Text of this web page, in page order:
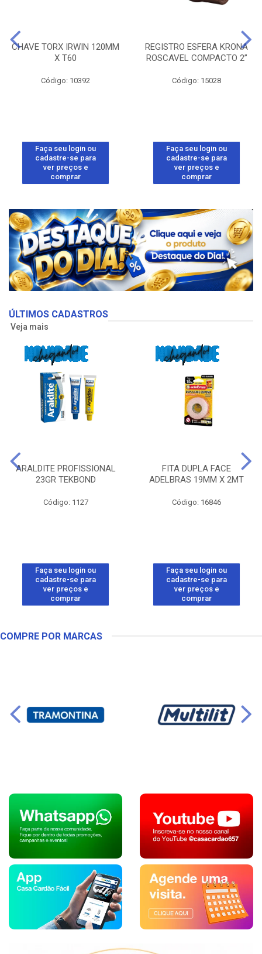
CHAVE TORX IRWIN 120MM
X T60
Código: 10392
Faça seu login ou
cadastre-se para
ver preços e
comprar
REGISTRO ESFERA KRONA
ROSCAVEL COMPACTO 2”
Código: 15028
Faça seu login ou
cadastre-se para
ver preços e
comprar
ÚLTIMOS CADASTROS
Veja mais
ARALDITE PROFISSIONAL
23GR TEKBOND
Código: 1127
Faça seu login ou
cadastre-se para
ver preços e
comprar
FITA DUPLA FACE
ADELBRAS 19MM X 2MT
Código: 16846
Faça seu login ou
cadastre-se para
ver preços e
comprar
COMPRE POR MARCAS